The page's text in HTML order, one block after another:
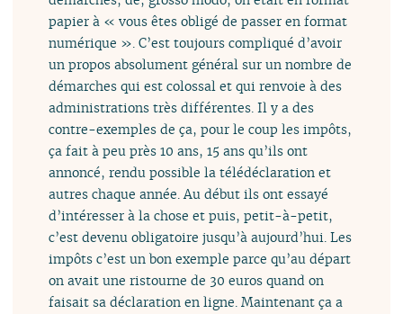
papier à « vous êtes obligé de passer en format
numérique ». C’est toujours compliqué d’avoir
un propos absolument général sur un nombre de
démarches qui est colossal et qui renvoie à des
administrations très différentes. Il y a des
contre-exemples de ça, pour le coup les impôts,
ça fait à peu près 10 ans, 15 ans qu’ils ont
annoncé, rendu possible la télédéclaration et
autres chaque année. Au début ils ont essayé
d’intéresser à la chose et puis, petit-à-petit,
c’est devenu obligatoire jusqu’à aujourd’hui. Les
impôts c’est un bon exemple parce qu’au départ
on avait une ristourne de 30 euros quand on
faisait sa déclaration en ligne. Maintenant ça a